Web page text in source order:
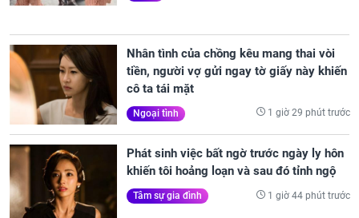
Nhân tình của chồng kêu mang thai vòi
tiền, người vợ gửi ngay tờ giấy này khiến
cô ta tái mặt
Ngoại tình 1 giờ 29 phút trước
Phát sinh việc bất ngờ trước ngày ly hôn
khiến tôi hoảng loạn và sau đó tỉnh ngộ
Tâm sự gia đình 1 giờ 44 phút trước